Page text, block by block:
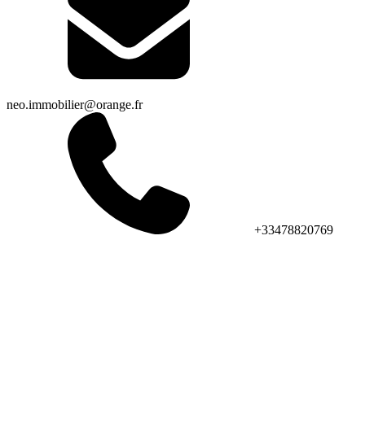
neo.immobilier@orange.fr
+33478820769